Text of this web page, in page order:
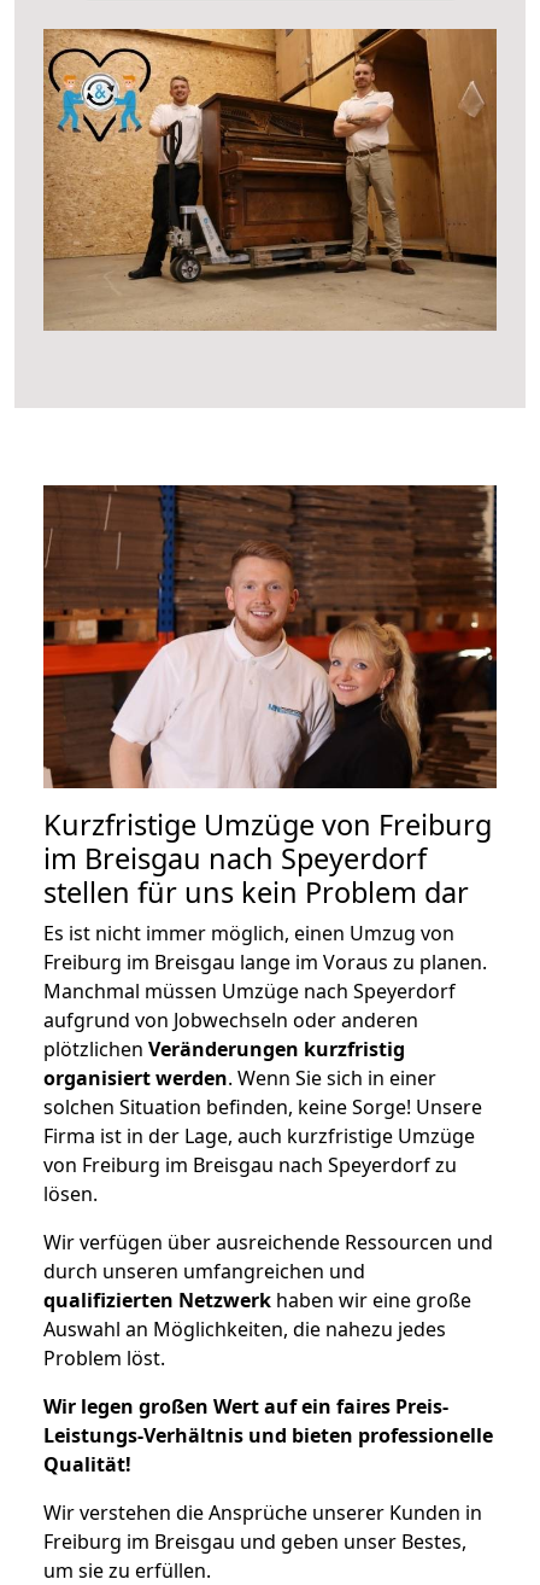
Kurzfristige Umzüge von Freiburg
im Breisgau nach Speyerdorf
stellen für uns kein Problem dar
Es ist nicht immer möglich, einen Umzug von
Freiburg im Breisgau lange im Voraus zu planen.
Manchmal müssen Umzüge nach Speyerdorf
aufgrund von Jobwechseln oder anderen
plötzlichen Veränderungen kurzfristig
organisiert werden. Wenn Sie sich in einer
solchen Situation befinden, keine Sorge! Unsere
Firma ist in der Lage, auch kurzfristige Umzüge
von Freiburg im Breisgau nach Speyerdorf zu
lösen.
Wir verfügen über ausreichende Ressourcen und
durch unseren umfangreichen und
qualifizierten Netzwerk haben wir eine große
Auswahl an Möglichkeiten, die nahezu jedes
Problem löst.
Wir legen großen Wert auf ein faires Preis-
Leistungs-Verhältnis und bieten professionelle
Qualität!
Wir verstehen die Ansprüche unserer Kunden in
Freiburg im Breisgau und geben unser Bestes,
um sie zu erfüllen.